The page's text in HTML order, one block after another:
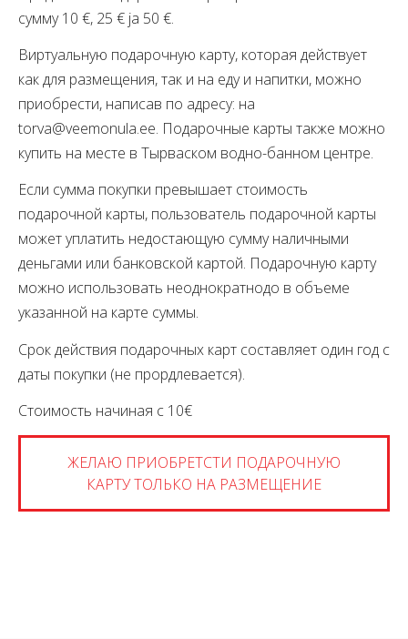
сумму 10 €, 25 € ja 50 €.
Виртуальную подарочную карту, которая действует
как для размещения, так и на еду и напитки, можно
приобрести, написав по адресу: на
torva@veemonula.ee. Подарочные карты также можно
купить на месте в Тырваском водно-банном центре.
Если сумма покупки превышает стоимость
подарочной карты, пользователь подарочной карты
может уплатить недостающую сумму наличными
деньгами или банковской картой. Подарочную карту
можно использовать неоднократнодо в объеме
указанной на карте суммы.
Срок действия подарочных карт составляет один год с
даты покупки (не прордлевается).
Стоимость начиная с 10€
ЖЕЛАЮ ПРИОБРЕТСТИ ПОДАРОЧНУЮ
КАРТУ ТОЛЬКО НА РАЗМЕЩЕНИЕ